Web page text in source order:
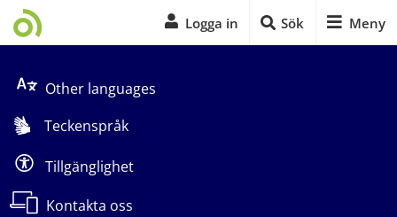
Logga in Sök Meny
Other languages
Teckenspråk
Tillgänglighet
Kontakta oss